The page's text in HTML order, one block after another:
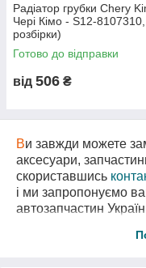
Радіатор грубки Chery
Чері Кімо - S12-
розбірки)
Готово до відправки
від 506 ₴
Ви завжди можете
аксесуари,
скориставшись
і ми запропонуємо
автозапчастин
для